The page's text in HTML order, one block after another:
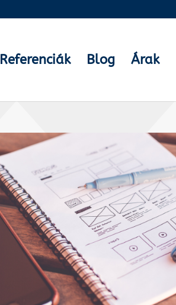
Referenciák Blog Árak